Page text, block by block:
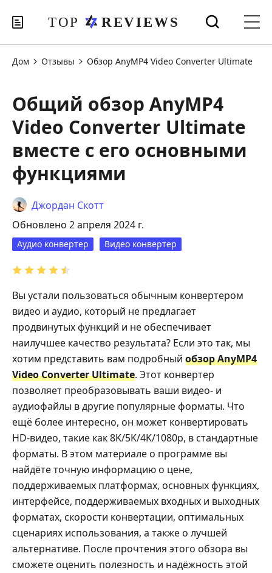
Дом Отзывы Обзор AnyMP4 Video Converter Ultimate
Общий обзор AnyMP4
Video Converter Ultimate
вместе с его основными
функциями
Джордан Скотт
Обновлено 2 апреля 2024 г.
Аудио конвертер Видео конвертер
Вы устали пользоваться обычным конвертером
видео и аудио, который не предлагает
продвинутых функций и не обеспечивает
наилучшее качество результата? Если это так, мы
хотим представить вам подробный обзор AnyMP4
Video Converter Ultimate. Этот конвертер
позволяет преобразовывать ваши видео- и
аудиофайлы в другие популярные форматы. Что
ещё более интересно, он может конвертировать
HD‑видео, такие как 8K/5K/4K/1080p, в стандартные
форматы. В этом материале о программе вы
найдёте точную информацию о цене,
поддерживаемых платформах, основных функциях,
интерфейсе, поддерживаемых входных и выходных
форматах, скорости конвертации, оптимальных
сценариях использования, а также о лучшей
альтернативе. После прочтения этого обзора вы
сможете оценить полезность и надёжность этой